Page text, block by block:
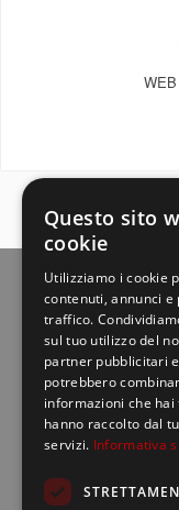
location_on
Europe net
Via della
Questo sito
cookie
Utilizziamo i cookie
contenuti, annunci
traffico.
sul tuo utilizzo del
partner pubblicitari
potrebbero
informazioni che
hanno raccolto dal
servizi. Informativa